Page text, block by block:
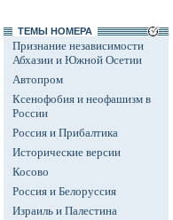
ТЕМЫ НОМЕРА
Признание независимости
Абхазии и Южной Осетии
Автопром
Ксенофобия и неофашизм в
России
Россия и Прибалтика
Исторические версии
Косово
Россия и Белоруссия
Израиль и Палестина